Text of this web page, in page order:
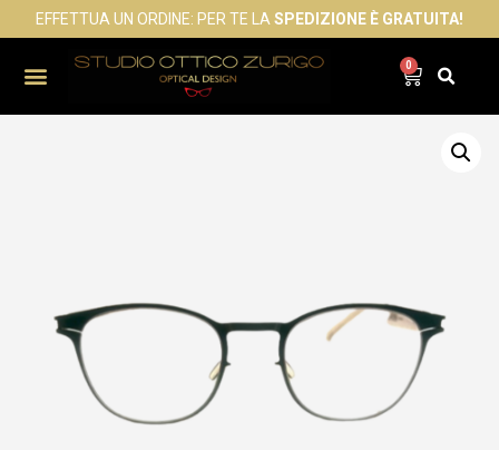
EFFETTUA UN ORDINE: PER TE LA SPEDIZIONE È GRATUITA!
0